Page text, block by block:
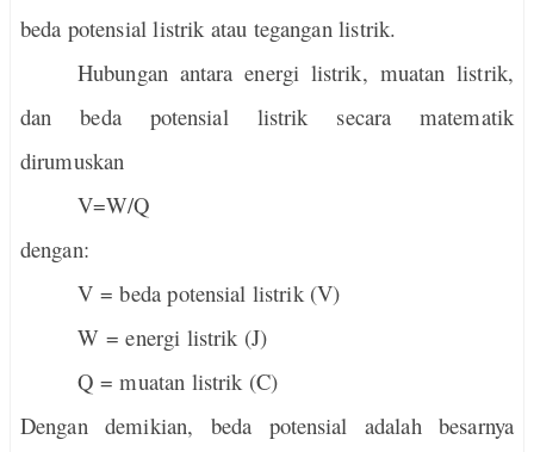
beda potensial listrik atau tegangan listrik.
Hubungan antara energi listrik, muatan listrik,
dan beda potensial listrik secara matematik
dirumuskan
V=W/Q
dengan:
V = beda potensial listrik (V)
W = energi listrik (J)
Q = muatan listrik (C)
Dengan demikian, beda potensial adalah besarnya